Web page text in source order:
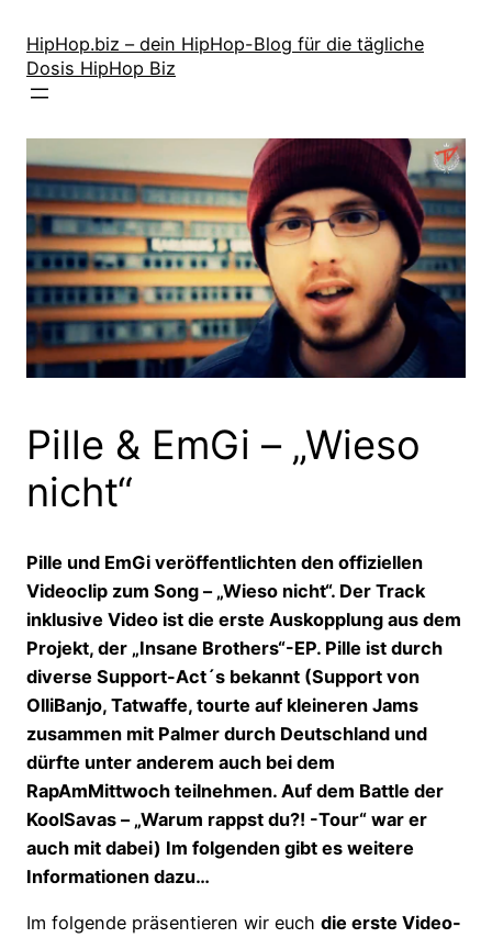
Inhalt
springen
HipHop.biz – dein HipHop-Blog für die tägliche
Dosis HipHop Biz
Pille & EmGi – „Wieso
nicht“
Pille und EmGi veröffentlichten den offiziellen
Videoclip zum Song – „Wieso nicht“. Der Track
inklusive Video ist die erste Auskopplung aus dem
Projekt, der „Insane Brothers“-EP. Pille ist durch
diverse Support-Act´s bekannt (Support von
OlliBanjo, Tatwaffe, tourte auf kleineren Jams
zusammen mit Palmer durch Deutschland und
dürfte unter anderem auch bei dem
RapAmMittwoch teilnehmen. Auf dem Battle der
KoolSavas – „Warum rappst du?! -Tour“ war er
auch mit dabei) Im folgenden gibt es weitere
Informationen dazu…
Im folgende präsentieren wir euch die erste Video-